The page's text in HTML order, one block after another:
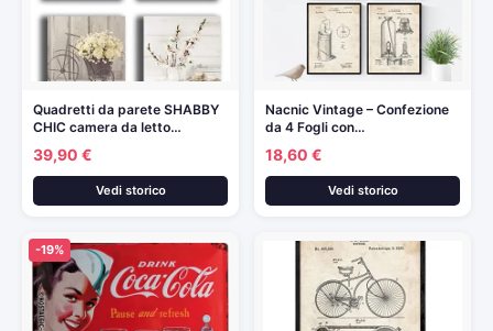
Quadretti da parete SHABBY
CHIC camera da letto…
39,90 €
Vedi storico
Nacnic Vintage – Confezione
da 4 Fogli con…
18,60 €
Vedi storico
-19%